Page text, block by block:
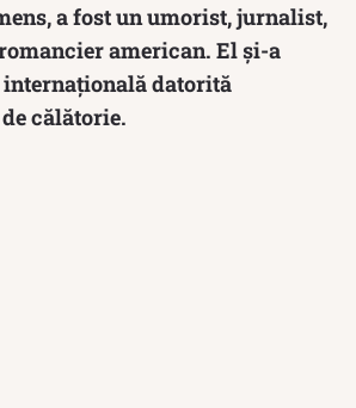
a fost un umorist, jurnalist,
american. El și-a
datorită
călătorie.